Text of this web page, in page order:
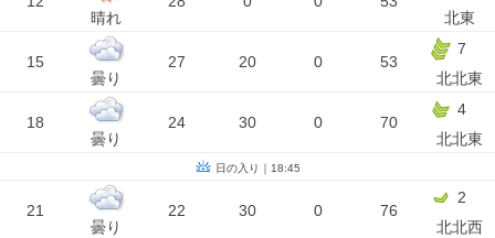
晴れ
北東
15
曇り
27 20 0 53
7
北北東
18
曇り
24 30 0 70
4
北北東
日の入り｜18:45
21
曇り
22 30 0 76
2
北北西